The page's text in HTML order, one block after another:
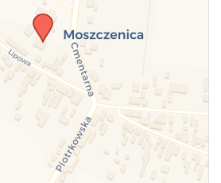
WYŚLIJ